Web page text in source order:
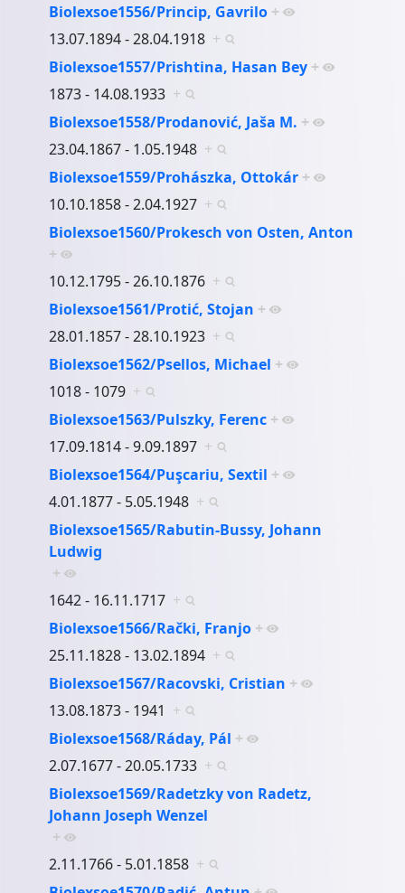
Biolexsoe1556/Princip, Gavrilo +
13.07.1894 - 28.04.1918 +
Biolexsoe1557/Prishtina, Hasan Bey +
1873 - 14.08.1933 +
Biolexsoe1558/Prodanović, Jaša M. +
23.04.1867 - 1.05.1948 +
Biolexsoe1559/Prohászka, Ottokár +
10.10.1858 - 2.04.1927 +
Biolexsoe1560/Prokesch von Osten, Anton
+
10.12.1795 - 26.10.1876 +
Biolexsoe1561/Protić, Stojan +
28.01.1857 - 28.10.1923 +
Biolexsoe1562/Psellos, Michael +
1018 - 1079 +
Biolexsoe1563/Pulszky, Ferenc +
17.09.1814 - 9.09.1897 +
Biolexsoe1564/Puşcariu, Sextil +
4.01.1877 - 5.05.1948 +
Biolexsoe1565/Rabutin-Bussy, Johann
Ludwig
+
1642 - 16.11.1717 +
Biolexsoe1566/Rački, Franjo +
25.11.1828 - 13.02.1894 +
Biolexsoe1567/Racovski, Cristian +
13.08.1873 - 1941 +
Biolexsoe1568/Ráday, Pál +
2.07.1677 - 20.05.1733 +
Biolexsoe1569/Radetzky von Radetz,
Johann Joseph Wenzel
+
2.11.1766 - 5.01.1858 +